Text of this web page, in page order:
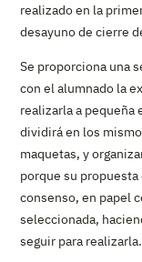
realizado en la
desayuno de cierre
Se proporciona una
con el alumnado la
realizarla a pequeña
dividirá en los
maquetas, y
porque su propuesta
consenso, en papel
seleccionada,
seguir para realizarla.